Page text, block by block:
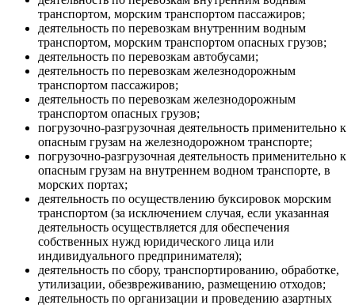
транспортом, морским транспортом пассажиров;
деятельность по перевозкам внутренним водным
транспортом, морским транспортом опасных грузов;
деятельность по перевозкам автобусами;
деятельность по перевозкам железнодорожным
транспортом пассажиров;
деятельность по перевозкам железнодорожным
транспортом опасных грузов;
погрузочно-разгрузочная деятельность применительно к
опасным грузам на железнодорожном транспорте;
погрузочно-разгрузочная деятельность применительно к
опасным грузам на внутреннем водном транспорте, в
морских портах;
деятельность по осуществлению буксировок морским
транспортом (за исключением случая, если указанная
деятельность осуществляется для обеспечения
собственных нужд юридического лица или
индивидуального предпринимателя);
деятельность по сбору, транспортированию, обработке,
утилизации, обезвреживанию, размещению отходов;
деятельность по организации и проведению азартных